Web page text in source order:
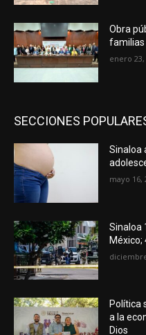
Obra
familias
enero 23,
SECCIONES
Sinaloa
mayo 16,
Sinaloa
México;
Política
a la
Dios